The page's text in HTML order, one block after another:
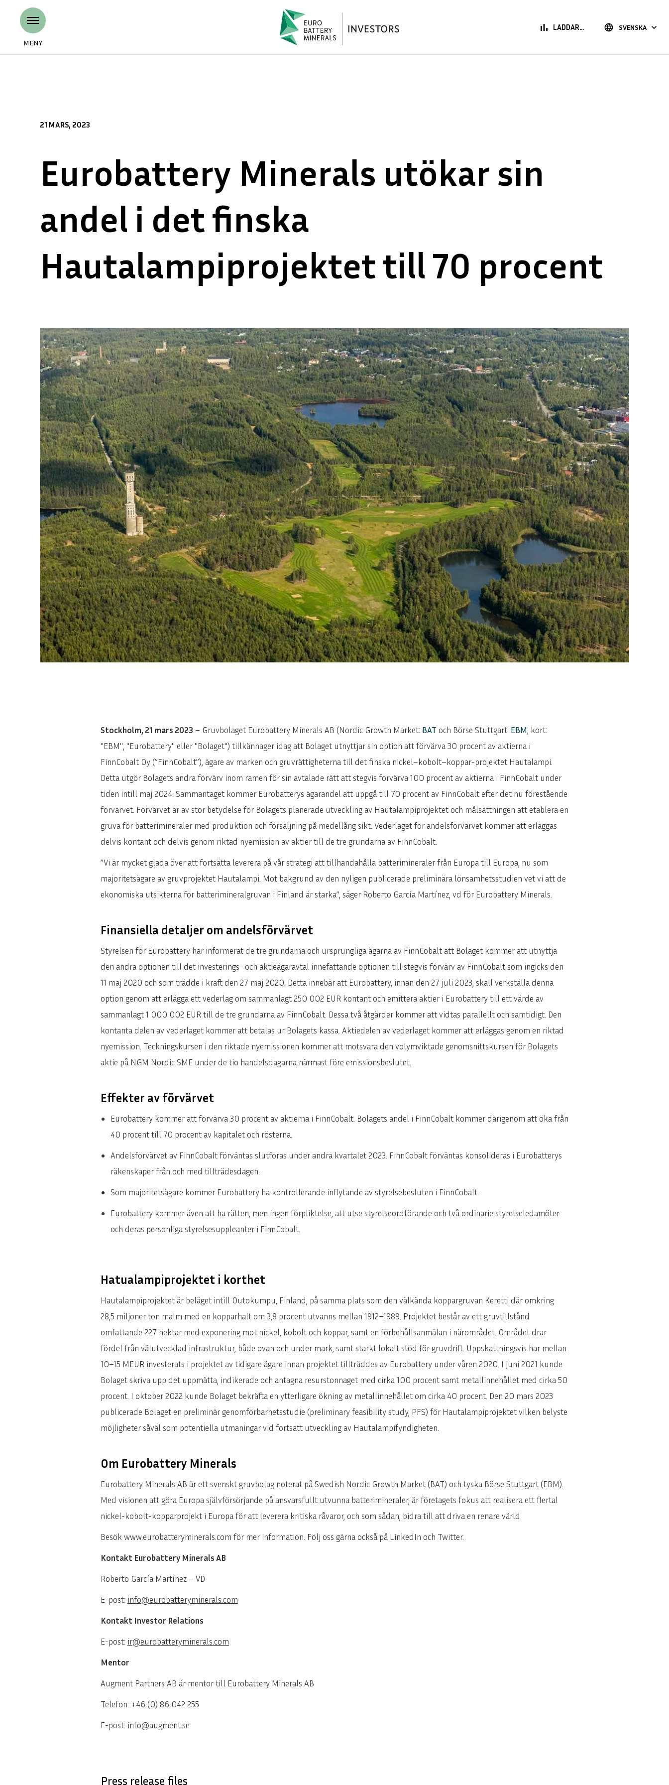
MENY
bar_chart LADDAR... language SVENSKA keyboard_arrow_down
DEUTSCH
21 MARS, 2023
Eurobattery Minerals utökar sin
andel i det finska
Hautalampiprojektet till 70 procent
Stockholm, 21 mars 2023 – Gruvbolaget Eurobattery Minerals AB (Nordic Growth Market: BAT och Börse Stuttgart: EBM; kort:
"EBM", "Eurobattery" eller "Bolaget") tillkännager idag att Bolaget utnyttjar sin option att förvärva 30 procent av aktierna i
FinnCobalt Oy (”FinnCobalt”), ägare av marken och gruvrättigheterna till det finska nickel–kobolt–koppar-projektet Hautalampi.
Detta utgör Bolagets andra förvärv inom ramen för sin avtalade rätt att stegvis förvärva 100 procent av aktierna i FinnCobalt under
tiden intill maj 2024. Sammantaget kommer Eurobatterys ägarandel att uppgå till 70 procent av FinnCobalt efter det nu förestående
förvärvet. Förvärvet är av stor betydelse för Bolagets planerade utveckling av Hautalampiprojektet och målsättningen att etablera en
gruva för batterimineraler med produktion och försäljning på medellång sikt. Vederlaget för andelsförvärvet kommer att erläggas
delvis kontant och delvis genom riktad nyemission av aktier till de tre grundarna av FinnCobalt.
”Vi är mycket glada över att fortsätta leverera på vår strategi att tillhandahålla batterimineraler från Europa till Europa, nu som
majoritetsägare av gruvprojektet Hautalampi. Mot bakgrund av den nyligen publicerade preliminära lönsamhetsstudien vet vi att de
ekonomiska utsikterna för batterimineralgruvan i Finland är starka”, säger Roberto García Martínez, vd för Eurobattery Minerals.
Finansiella detaljer om andelsförvärvet
Styrelsen för Eurobattery har informerat de tre grundarna och ursprungliga ägarna av FinnCobalt att Bolaget kommer att utnyttja
den andra optionen till det investerings- och aktieägaravtal innefattande optionen till stegvis förvärv av FinnCobalt som ingicks den
11 maj 2020 och som trädde i kraft den 27 maj 2020. Detta innebär att Eurobattery, innan den 27 juli 2023, skall verkställa denna
option genom att erlägga ett vederlag om sammanlagt 250 002 EUR kontant och emittera aktier i Eurobattery till ett värde av
sammanlagt 1 000 002 EUR till de tre grundarna av FinnCobalt. Dessa två åtgärder kommer att vidtas parallellt och samtidigt. Den
kontanta delen av vederlaget kommer att betalas ur Bolagets kassa. Aktiedelen av vederlaget kommer att erläggas genom en riktad
nyemission. Teckningskursen i den riktade nyemissionen kommer att motsvara den volymviktade genomsnittskursen för Bolagets
aktie på NGM Nordic SME under de tio handelsdagarna närmast före emissionsbeslutet.
Effekter av förvärvet
Eurobattery kommer att förvärva 30 procent av aktierna i FinnCobalt. Bolagets andel i FinnCobalt kommer därigenom att öka från
40 procent till 70 procent av kapitalet och rösterna.
Andelsförvärvet av FinnCobalt förväntas slutföras under andra kvartalet 2023. FinnCobalt förväntas konsolideras i Eurobatterys
räkenskaper från och med tillträdesdagen.
Som majoritetsägare kommer Eurobattery ha kontrollerande inflytande av styrelsebesluten i FinnCobalt.
Eurobattery kommer även att ha rätten, men ingen förpliktelse, att utse styrelseordförande och två ordinarie styrelseledamöter
och deras personliga styrelsesuppleanter i FinnCobalt.
Hatualampiprojektet i korthet
Hautalampiprojektet är beläget intill Outokumpu, Finland, på samma plats som den välkända koppargruvan Keretti där omkring
28,5 miljoner ton malm med en kopparhalt om 3,8 procent utvanns mellan 1912–1989. Projektet består av ett gruvtillstånd
omfattande 227 hektar med exponering mot nickel, kobolt och koppar, samt en förbehållsanmälan i närområdet. Området drar
fördel från välutvecklad infrastruktur, både ovan och under mark, samt starkt lokalt stöd för gruvdrift. Uppskattningsvis har mellan
10–15 MEUR investerats i projektet av tidigare ägare innan projektet tillträddes av Eurobattery under våren 2020. I juni 2021 kunde
Bolaget skriva upp det uppmätta, indikerade och antagna resurstonnaget med cirka 100 procent samt metallinnehållet med cirka 50
procent. I oktober 2022 kunde Bolaget bekräfta en ytterligare ökning av metallinnehållet om cirka 40 procent. Den 20 mars 2023
publicerade Bolaget en preliminär genomförbarhetsstudie (preliminary feasibility study, PFS) för Hautalampiprojektet vilken belyste
möjligheter såväl som potentiella utmaningar vid fortsatt utveckling av Hautalampifyndigheten.
Om Eurobattery Minerals
Eurobattery Minerals AB är ett svenskt gruvbolag noterat på Swedish Nordic Growth Market (BAT) och tyska Börse Stuttgart (EBM).
Med visionen att göra Europa självförsörjande på ansvarsfullt utvunna batterimineraler, är företagets fokus att realisera ett flertal
nickel-kobolt-kopparprojekt i Europa för att leverera kritiska råvaror, och som sådan, bidra till att driva en renare värld.
Besök www.eurobatteryminerals.com för mer information. Följ oss gärna också på LinkedIn och Twitter.
Kontakt Eurobattery Minerals AB
Roberto García Martínez – VD
E-post: info@eurobatteryminerals.com
Kontakt Investor Relations
E-post: ir@eurobatteryminerals.com
Mentor
Augment Partners AB är mentor till Eurobattery Minerals AB
Telefon: +46 (0) 86 042 255
E-post: info@augment.se
Press release files